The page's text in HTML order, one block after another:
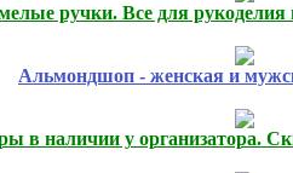
ручки. Все для
Альмондшоп - женская и
в наличии у организатора.